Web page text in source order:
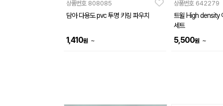
상품번호 808085
담아 다용도 pvc 투명 키링 파우치
1,410원 ~
상품번호 642279
트윌 High density
세트
5,500원 ~